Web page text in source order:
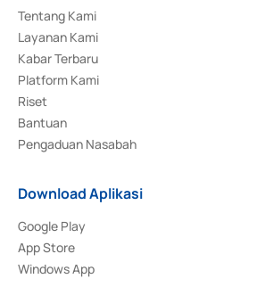
Tentang Kami
Layanan Kami
Kabar Terbaru
Platform Kami
Riset
Bantuan
Pengaduan Nasabah
Download Aplikasi
Google Play
App Store
Windows App